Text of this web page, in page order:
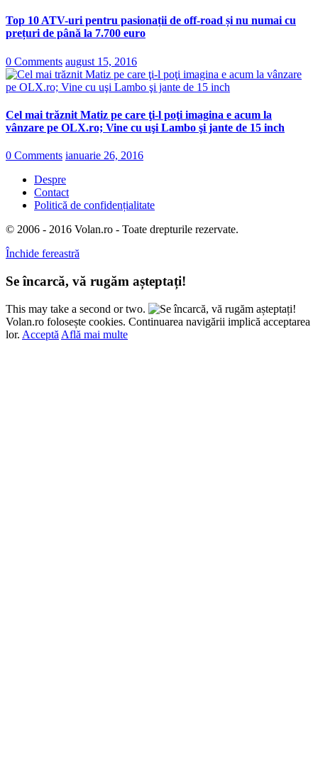
Top 10 ATV-uri pentru pasionații de off-road și nu numai cu
prețuri de până la 7.700 euro
0 Comments august 15, 2016
Cel mai trăznit Matiz pe care ţi-l poţi imagina e acum la
vânzare pe OLX.ro; Vine cu uşi Lambo şi jante de 15 inch
0 Comments ianuarie 26, 2016
Despre
Contact
Politică de confidențialitate
© 2006 - 2016 Volan.ro - Toate drepturile rezervate.
Închide fereastră
Se încarcă, vă rugăm așteptați!
This may take a second or two.
Volan.ro folosește cookies. Continuarea navigării implică acceptarea
lor. Acceptă Află mai multe